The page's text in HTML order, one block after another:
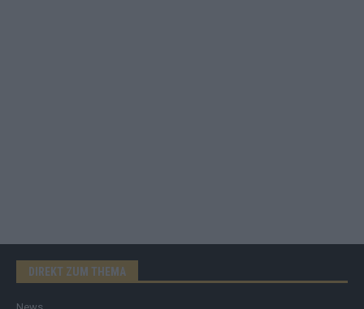
DIREKT ZUM THEMA